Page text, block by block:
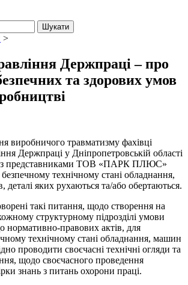
>
Держпраці – про
та здорових умов
виробничого травматизму фахівці
Держпраці у Дніпропетровській області
з представниками ТОВ «ПАРК ПЛЮС»
технічному стані обладнання,
деталі яких рухаються та/або обертаються.
такі питання, щодо створення на
структурному підрозділі умови
нормативно-правових актів, для
технічному стані обладнання, машин
проводити своєчасні технічні огляди та
щодо своєчасного проведення
знань з питань охорони праці.